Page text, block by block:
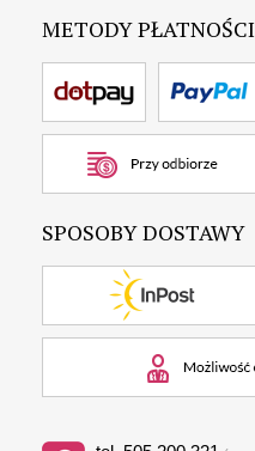
METODY PŁATNOŚCI
SPOSOBY DOSTAWY